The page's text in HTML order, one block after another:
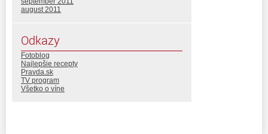
august 2011
Odkazy
Fotoblog
Najlepšie recepty
Pravda.sk
TV program
Všetko o víne